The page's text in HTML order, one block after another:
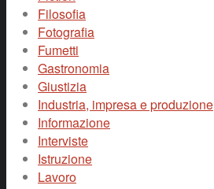
Filosofia
Fotografia
Fumetti
Gastronomia
Giustizia
Industria, impresa e produzione
Informazione
Interviste
Istruzione
Lavoro